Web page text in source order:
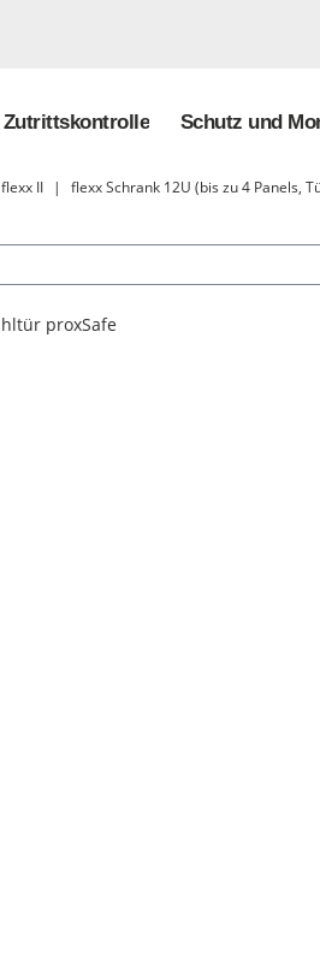
Zutrittskontrolle Schutz und
flexx II | flexx Schrank 12U (bis zu 4 Panels,